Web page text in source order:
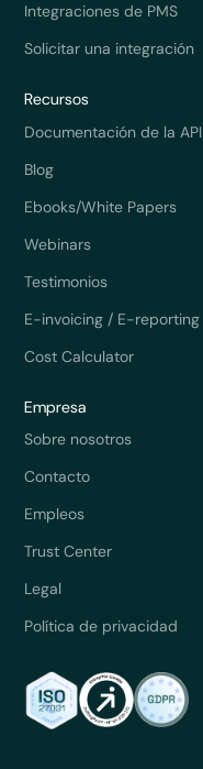
Integraciones de PMS
Solicitar una integración
Recursos
Documentación de la API
Blog
Ebooks/White Papers
Webinars
Testimonios
E-invoicing / E-reporting
Cost Calculator
Empresa
Sobre nosotros
Contacto
Empleos
Trust Center
Legal
Política de privacidad